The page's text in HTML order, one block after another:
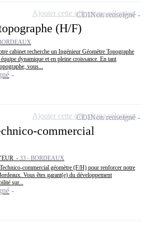
(H/F)
cabinet recherche un Ingénieur Géomètre Topographe
dynamique et en pleine croissance. En tant
vous...
CDINon renseigné
Ajouter cette offre à ma sélection
commercial
- 33 - BORDEAUX
commercial géomètre (F/H) pour renforcer notre
Vous êtes garant(e) du développement
sur...
CDINon renseigné
Ajouter cette offre à ma sélection